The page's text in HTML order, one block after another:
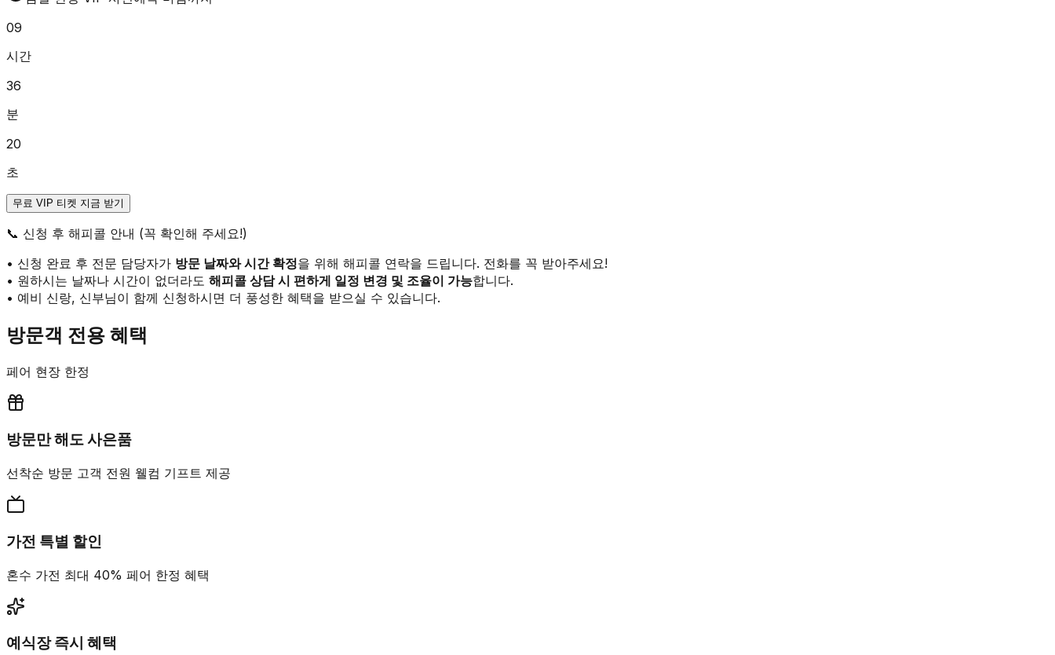
09
시간
36
분
20
초
무료 VIP 티켓 지금 받기
📞 신청 후 해피콜 안내 (꼭 확인해 주세요!)
• 신청 완료 후 전문 담당자가 방문 날짜와 시간 확정을 위해 해피콜 연락을 드립니다. 전화를 꼭 받아주세요!
• 원하시는 날짜나 시간이 없더라도 해피콜 상담 시 편하게 일정 변경 및 조율이 가능합니다.
• 예비 신랑, 신부님이 함께 신청하시면 더 풍성한 혜택을 받으실 수 있습니다.
방문객 전용 혜택
페어 현장 한정
방문만 해도 사은품
선착순 방문 고객 전원 웰컴 기프트 제공
가전 특별 할인
혼수 가전 최대 40% 페어 한정 혜택
예식장 즉시 혜택